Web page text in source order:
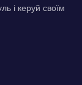
і керуй своїм